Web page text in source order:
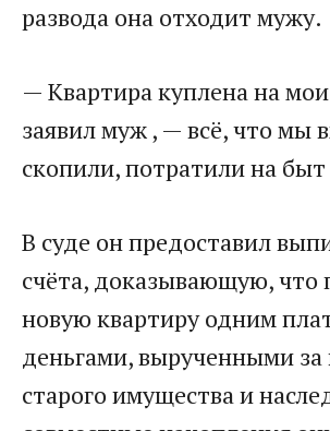
развода она отходит мужу.
— Квартира куплена на
заявил муж , — всё, что мы
скопили, потратили на
В суде он предоставил
счёта, доказывающую, что
новую квартиру одним
деньгами, вырученными за
старого имущества и